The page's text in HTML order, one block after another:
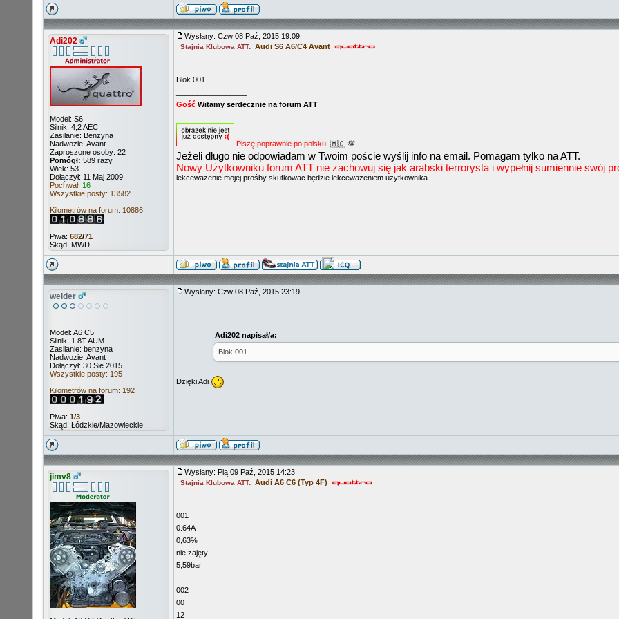
Adi202
Model: S6
Silnik: 4,2 AEC
Zasilanie: Benzyna
Nadwozie: Avant
Zaproszone osoby: 22
Pomógł: 589 razy
Wiek: 53
Dołączył: 11 Maj 2009
Pochwał: 16
Wszystkie posty: 13582
Kilometrów na forum: 10886
Piwa: 682/71
Skąd: MWD
Wysłany: Czw 08 Paź, 2015 19:09
Stajnia Klubowa ATT: Audi S6 A6/C4 Avant
Blok 001
Gość Witamy serdecznie na forum ATT
Piszę poprawnie po polsku . 🇲🇨 💯
Jeżeli długo nie odpowiadam w Twoim poście wyślij info na email. Pomagam tylko na ATT.
Nowy Użytkowniku forum ATT nie zachowuj się jak arabski terrorysta i wypełnij sumiennie swój
lekceważenie mojej prośby skutkowac będzie lekceważeniem użytkownika
weider
Model: A6 C5
Silnik: 1.8T AUM
Zasilanie: benzyna
Nadwozie: Avant
Dołączył: 30 Sie 2015
Wszystkie posty: 195
Kilometrów na forum: 192
Piwa: 1/3
Skąd: Łódzkie/Mazowieckie
Wysłany: Czw 08 Paź, 2015 23:19
Adi202 napisał/a:
Blok 001
Dzięki Adi
jimv8 Wysłany: Pią 09 Paź, 2015 14:23
Stajnia Klubowa ATT: Audi A6 C6 (Typ 4F)
001
0.64A
0,63%
nie zajęty
5,59bar
002
00
12